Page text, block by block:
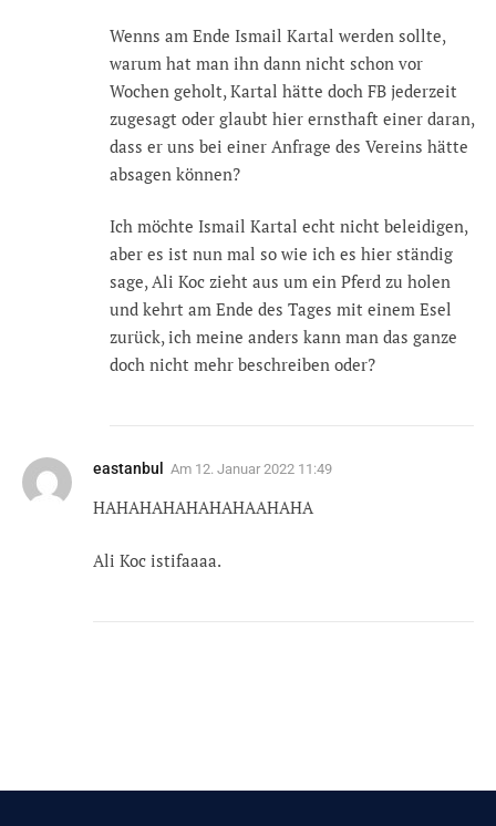
Wenns am Ende Ismail Kartal werden sollte,
warum hat man ihn dann nicht schon vor
Wochen geholt, Kartal hätte doch FB jederzeit
zugesagt oder glaubt hier ernsthaft einer daran,
dass er uns bei einer Anfrage des Vereins hätte
absagen können?
Ich möchte Ismail Kartal echt nicht beleidigen,
aber es ist nun mal so wie ich es hier ständig
sage, Ali Koc zieht aus um ein Pferd zu holen
und kehrt am Ende des Tages mit einem Esel
zurück, ich meine anders kann man das ganze
doch nicht mehr beschreiben oder?
eastanbul Am 12. Januar 2022 11:49
HAHAHAHAHAHAHAAHAHA
Ali Koc istifaaaa.